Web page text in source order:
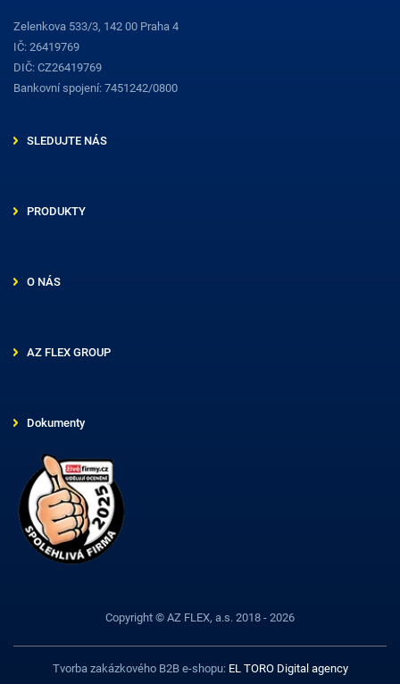
Zelenkova 533/3, 142 00 Praha 4
IČ: 26419769
DIČ: CZ26419769
Bankovní spojení: 7451242/0800
SLEDUJTE NÁS
PRODUKTY
O NÁS
AZ FLEX GROUP
Dokumenty
Copyright © AZ FLEX, a.s. 2018 - 2026
Tvorba zakázkového B2B e-shopu: EL TORO Digital agency